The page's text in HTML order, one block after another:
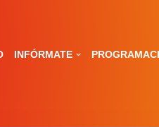
INFÓRMATE